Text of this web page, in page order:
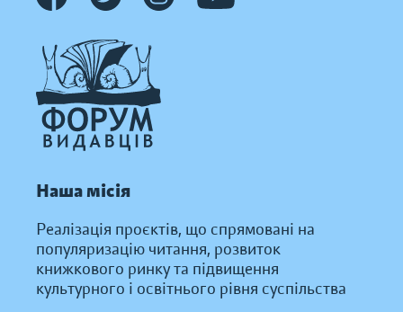
Наша місія
Реалізація проєктів, що спрямовані на
популяризацію читання, розвиток
книжкового ринку та підвищення
культурного і освітнього рівня суспільства